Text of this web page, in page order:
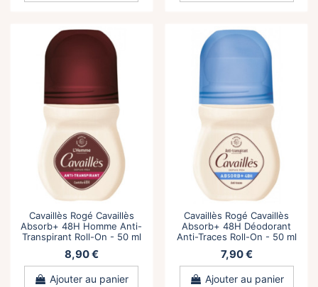
Cavaillès Rogé Cavaillès
Absorb+ 48H Homme Anti-
Transpirant Roll-On - 50 ml
8,90 €
Ajouter au panier
Cavaillès Rogé Cavaillès
Absorb+ 48H Déodorant
Anti-Traces Roll-On - 50 ml
7,90 €
Ajouter au panier